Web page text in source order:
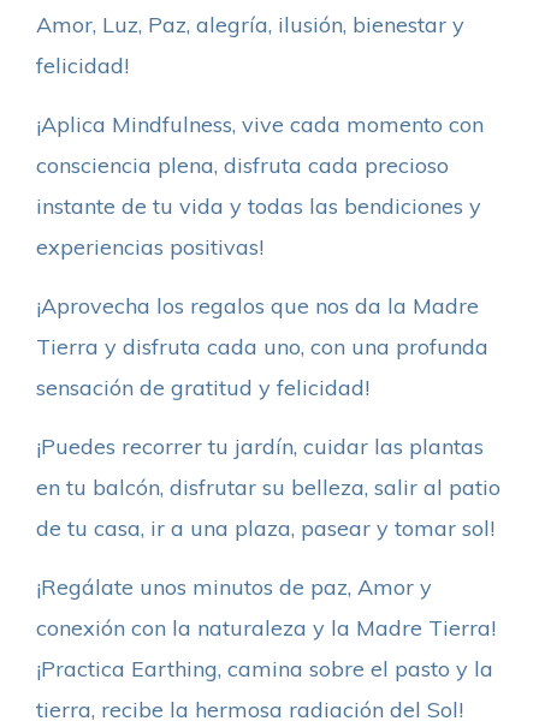
Amor, Luz, Paz, alegría, ilusión, bienestar y
felicidad!
¡Aplica Mindfulness, vive cada momento con
consciencia plena, disfruta cada precioso
instante de tu vida y todas las bendiciones y
experiencias positivas!
¡Aprovecha los regalos que nos da la Madre
Tierra y disfruta cada uno, con una profunda
sensación de gratitud y felicidad!
¡Puedes recorrer tu jardín, cuidar las plantas
en tu balcón, disfrutar su belleza, salir al patio
de tu casa, ir a una plaza, pasear y tomar sol!
¡Regálate unos minutos de paz, Amor y
conexión con la naturaleza y la Madre Tierra!
¡Practica Earthing, camina sobre el pasto y la
tierra, recibe la hermosa radiación del Sol!